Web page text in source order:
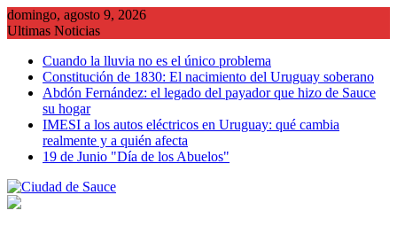
Saltar
al
domingo, agosto 9, 2026
Ultimas Noticias
Cuando la lluvia no es el único problema
Constitución de 1830: El nacimiento del Uruguay soberano
Abdón Fernández: el legado del payador que hizo de Sauce
su hogar
IMESI a los autos eléctricos en Uruguay: qué cambia
realmente y a quién afecta
19 de Junio "Día de los Abuelos"